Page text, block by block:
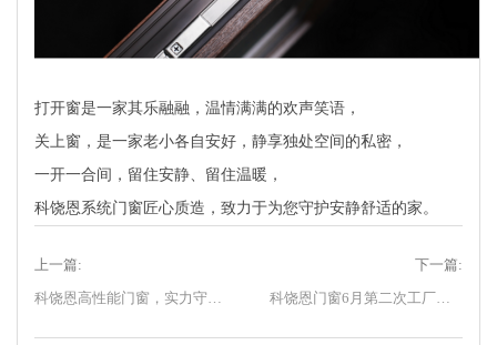
打开窗是一家其乐融融，温情满满的欢声笑语，
关上窗，是一家老小各自安好，静享独处空间的私密，
一开一合间，留住安静、留住温暖，
科饶恩系统门窗匠心质造，致力于为您守护安静舒适的家。
上一篇:
科饶恩高性能门窗，实力守护您的品质生活！
下一篇:
科饶恩门窗6月第二次工厂直购节活动圆满落幕！